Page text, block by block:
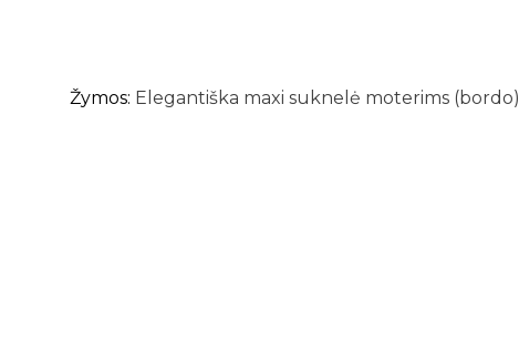
Žymos: Elegantiška maxi suknelė moterims (bordo)